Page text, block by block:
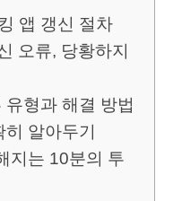
앱 갱신 절차
오류, 당황하지
형과 해결 방법
알아두기
지는 10분의 투